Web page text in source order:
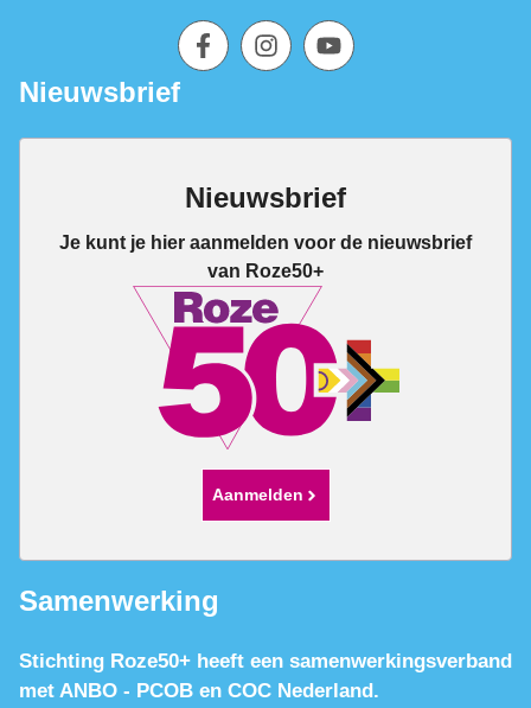
Nieuwsbrief
Nieuwsbrief
Je kunt je hier aanmelden voor de nieuwsbrief
van Roze50+
Aanmelden
Samenwerking
Stichting Roze50+ heeft een samenwerkingsverband
met ANBO - PCOB en COC Nederland.